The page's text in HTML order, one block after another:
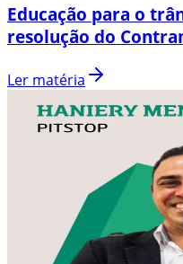
Educação para o
resolução do
Ler matéria